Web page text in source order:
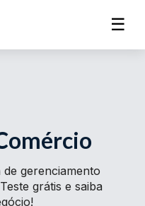
☰
gerenciamento
grátis e saiba